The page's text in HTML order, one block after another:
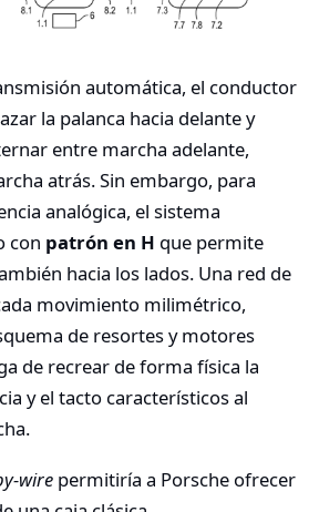
automática, el conductor
la palanca hacia delante y
entre marcha adelante,
atrás. Sin embargo, para
analógica, el sistema
con patrón en H que permite
hacia los lados. Una red de
movimiento milimétrico,
de resortes y motores
de recrear de forma física la
y el tacto característicos al
wire permitiría a Porsche ofrecer